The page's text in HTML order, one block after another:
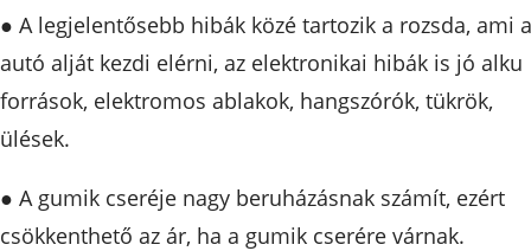
● A legjelentősebb hibák közé tartozik a rozsda, ami
autó alját kezdi elérni, az elektronikai hibák is jó alku
források, elektromos ablakok, hangszórók, tükrök,
ülések.
● A gumik cseréje nagy beruházásnak számít, ezért
csökkenthető az ár, ha a gumik cserére várnak.